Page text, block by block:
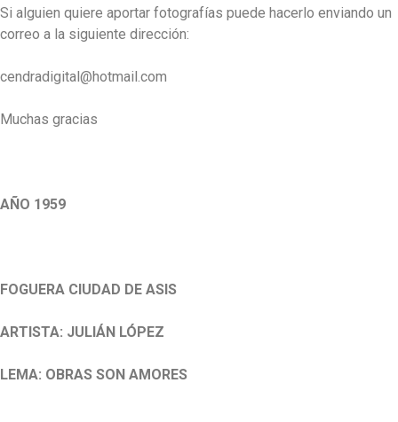
Si alguien quiere aportar fotografías puede hacerlo enviando un
correo a la siguiente dirección:
cendradigital@hotmail.com
Muchas gracias
AÑO 1959
FOGUERA CIUDAD DE ASIS
ARTISTA: JULIÁN LÓPEZ
LEMA: OBRAS SON AMORES